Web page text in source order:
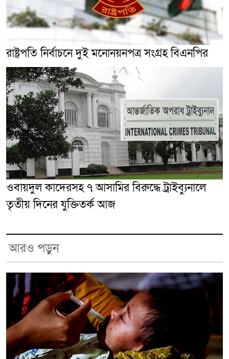
রাষ্ট্রপতি নির্বাচনে দুই মনোনয়নপত্র সংগ্রহ বিএনপির
ওবায়দুল কাদেরসহ ৭ আসামির বিরুদ্ধে ট্রাইব্যুনালে
তৃতীয় দিনের যুক্তিতর্ক আজ
আরও পড়ুন